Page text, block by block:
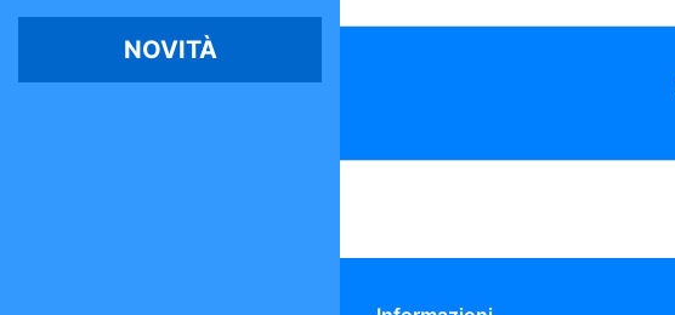
NOVITÀ